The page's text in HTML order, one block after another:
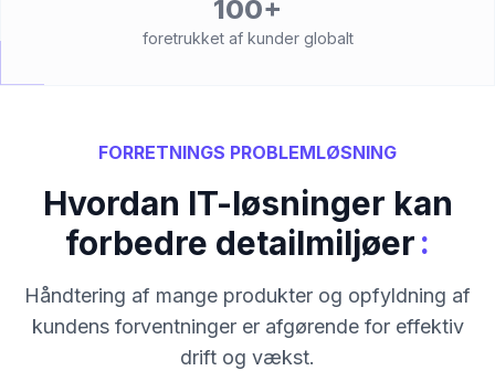
100+
foretrukket af kunder globalt
FORRETNINGS PROBLEMLØSNING
Hvordan IT-løsninger kan
forbedre detailmiljøer:
Håndtering af mange produkter og opfyldning af
kundens forventninger er afgørende for effektiv
drift og vækst.